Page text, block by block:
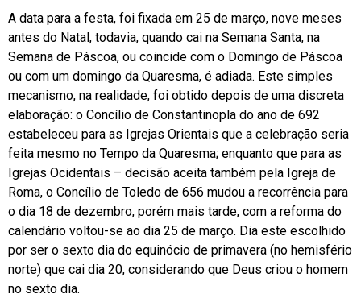
A data para a festa, foi fixada em 25 de março, nove meses
antes do Natal, todavia, quando cai na Semana Santa, na
Semana de Páscoa, ou coincide com o Domingo de Páscoa
ou com um domingo da Quaresma, é adiada. Este simples
mecanismo, na realidade, foi obtido depois de uma discreta
elaboração: o Concílio de Constantinopla do ano de 692
estabeleceu para as Igrejas Orientais que a celebração seria
feita mesmo no Tempo da Quaresma; enquanto que para as
Igrejas Ocidentais – decisão aceita também pela Igreja de
Roma, o Concílio de Toledo de 656 mudou a recorrência para
o dia 18 de dezembro, porém mais tarde, com a reforma do
calendário voltou-se ao dia 25 de março. Dia este escolhido
por ser o sexto dia do equinócio de primavera (no hemisfério
norte) que cai dia 20, considerando que Deus criou o homem
no sexto dia.